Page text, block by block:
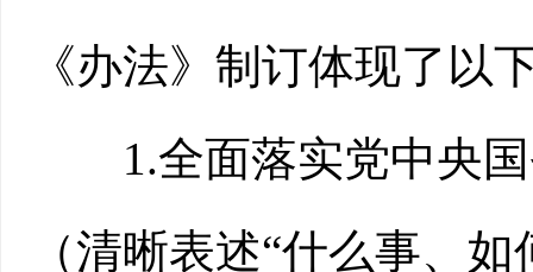
《办法》制订体现了以
1.全面落实党中央国
（清晰表述“什么事、